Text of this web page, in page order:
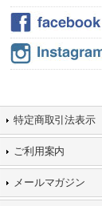
特定商取引法表示
ご利用案内
メールマガジン